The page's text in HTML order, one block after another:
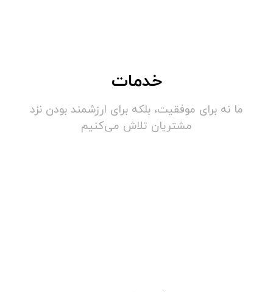
خدمات
ما نه برای موفقیت، بلکه برای ارزشمند بودن نزد
مشتریان تلاش می‌کنیم